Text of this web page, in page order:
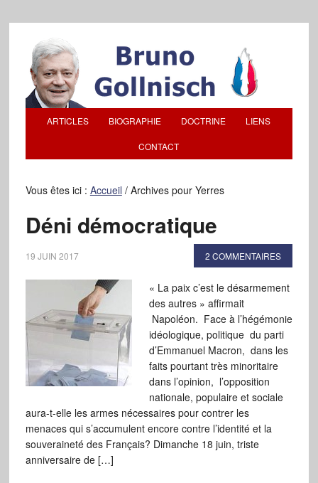
ARTICLES BIOGRAPHIE DOCTRINE LIENS
CONTACT
Vous êtes ici : Accueil /Archives pour Yerres
Déni démocratique
19 JUIN 2017 2 COMMENTAIRES
« La paix c’est le désarmement
des autres » affirmait
Napoléon. Face à l’hégémonie
idéologique, politique du parti
d’Emmanuel Macron, dans les
faits pourtant très minoritaire
dans l’opinion, l’opposition
nationale, populaire et sociale
aura-t-elle les armes nécessaires pour contrer les
menaces qui s’accumulent encore contre l’identité et la
souveraineté des Français? Dimanche 18 juin, triste
anniversaire de […]